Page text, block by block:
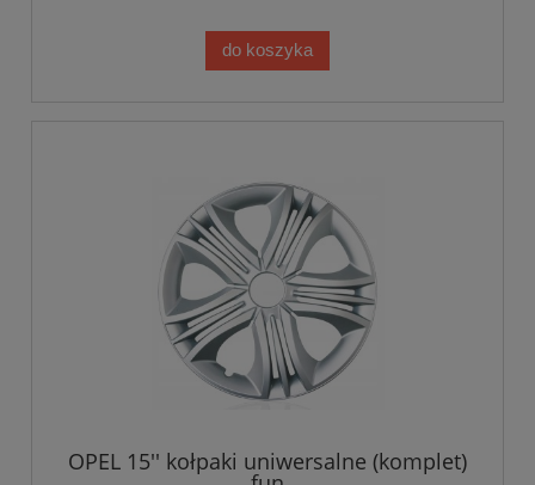
do koszyka
OPEL 15'' kołpaki uniwersalne (komplet)